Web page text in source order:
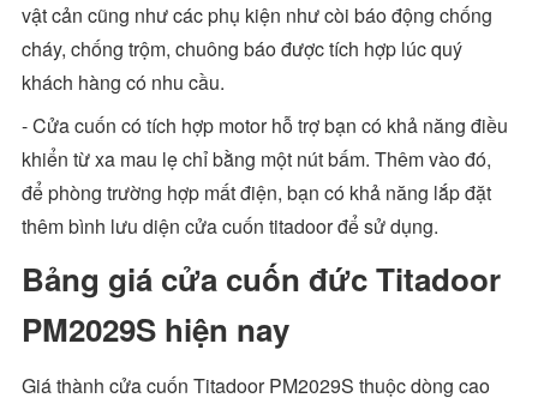
vật cản cũng như các phụ kiện như còi báo động chống
cháy, chống trộm, chuông báo được tích hợp lúc quý
khách hàng có nhu cầu.
- Cửa cuốn có tích hợp motor hỗ trợ bạn có khả năng điều
khiển từ xa mau lẹ chỉ bằng một nút bấm. Thêm vào đó,
để phòng trường hợp mất điện, bạn có khả năng lắp đặt
thêm bình lưu diện cửa cuốn titadoor để sử dụng.
Bảng giá cửa cuốn đức Titadoor
PM2029S hiện nay
Giá thành cửa cuốn Titadoor PM2029S thuộc dòng cao